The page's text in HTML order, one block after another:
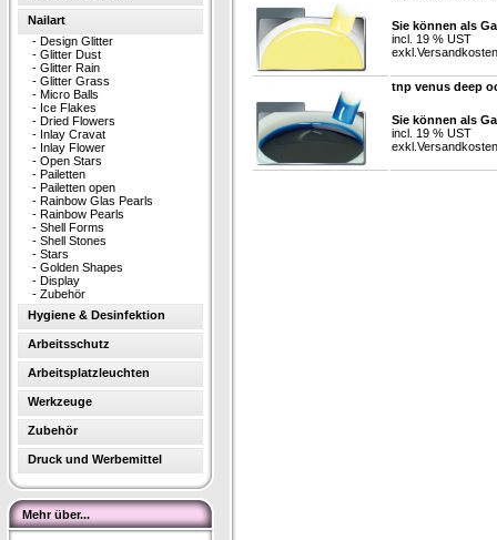
Nailart
- Design Glitter
- Glitter Dust
- Glitter Rain
- Glitter Grass
- Micro Balls
- Ice Flakes
- Dried Flowers
- Inlay Cravat
- Inlay Flower
- Open Stars
- Pailetten
- Pailetten open
- Rainbow Glas Pearls
- Rainbow Pearls
- Shell Forms
- Shell Stones
- Stars
- Golden Shapes
- Display
- Zubehör
Hygiene & Desinfektion
Arbeitsschutz
Arbeitsplatzleuchten
Werkzeuge
Zubehör
Druck und Werbemittel
Mehr über...
Sie können als
incl. 19 % UST
exkl. Versandkosten
tnp venus deep
Sie können als
incl. 19 % UST
exkl. Versandkosten